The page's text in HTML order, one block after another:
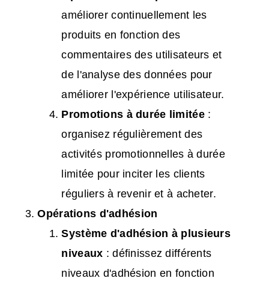
améliorer continuellement les
produits en fonction des
commentaires des utilisateurs et
de l'analyse des données pour
améliorer l'expérience utilisateur.
Promotions à durée limitée:
organisez régulièrement des
activités promotionnelles à durée
limitée pour inciter les clients
réguliers à revenir et à acheter.
Opérations d'adhésion
Système d'adhésion à plusieurs
niveaux : définissez différents
niveaux d'adhésion en fonction